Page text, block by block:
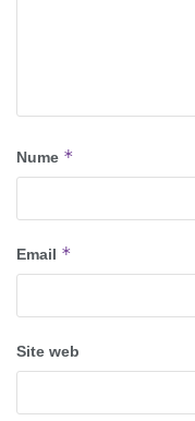
Nume *
Email *
Site web